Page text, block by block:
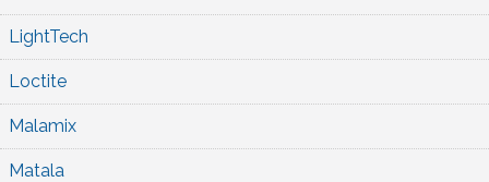
LightTech
Loctite
Malamix
Matala